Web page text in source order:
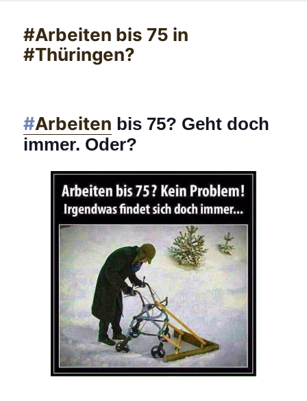
#Arbeiten bis 75 in
#Thüringen?
‪#‎Arbeiten‬ bis 75? Geht doch
immer. Oder?